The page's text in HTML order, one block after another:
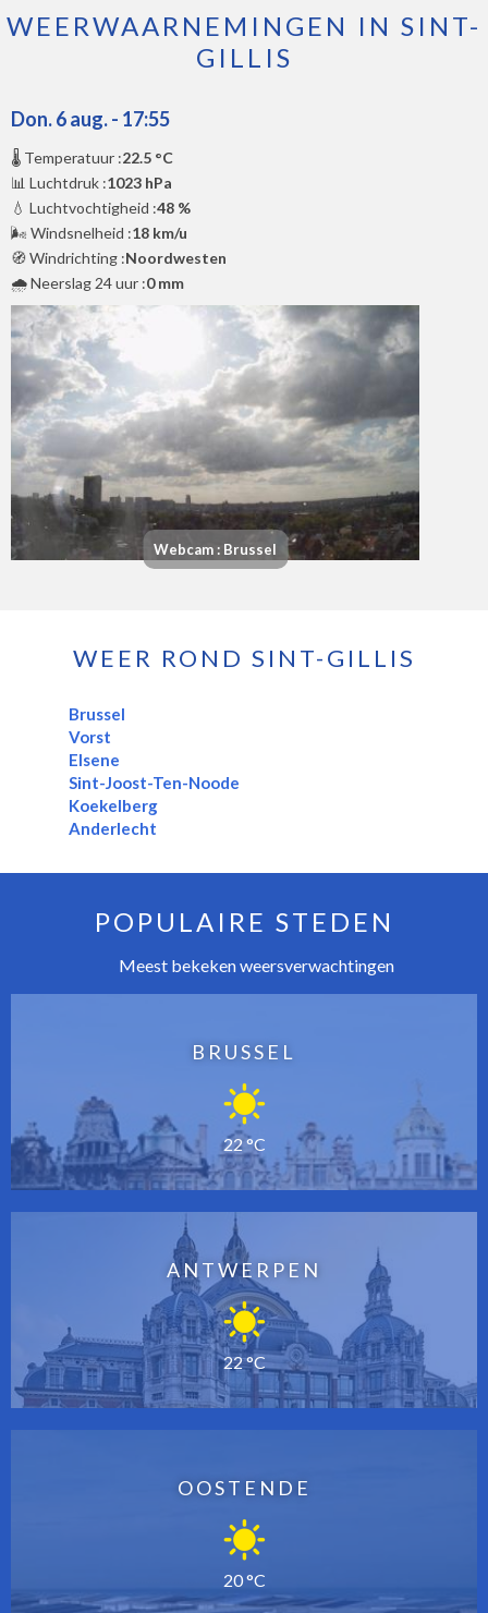
WEERWAARNEMINGEN IN SINT-
GILLIS
Don. 6 aug. - 17:55
🌡️ Temperatuur :22.5 °C
📊 Luchtdruk :1023 hPa
💧 Luchtvochtigheid :48 %
🌬️ Windsnelheid :18 km/u
🧭 Windrichting :Noordwesten
🌧️ Neerslag 24 uur :0 mm
Webcam : Brussel
WEER ROND SINT-GILLIS
Brussel
Vorst
Elsene
Sint-Joost-Ten-Noode
Koekelberg
Anderlecht
POPULAIRE STEDEN
Meest bekeken weersverwachtingen
BRUSSEL
22 °C
ANTWERPEN
22 °C
OOSTENDE
20 °C